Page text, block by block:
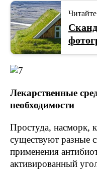
Лекарственные
необходимости
Простуда, насморк,
существуют разные
применения
активированный